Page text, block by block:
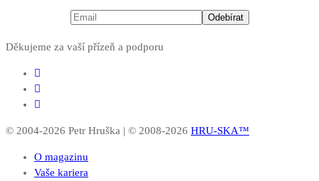
Děkujeme za vaší přízeň a podporu
© 2004-2026 Petr Hruška | © 2008-2026 HRU-SKA™
O magazinu
Vaše kariera